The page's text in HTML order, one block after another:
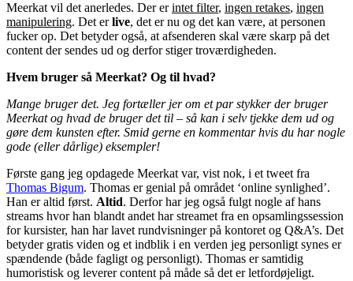
Meerkat vil det anerledes. Der erintet filter, ingen retakes, ingen
manipulering. Det erlive, det er nu og det kan være, at personen
fucker op. Det betyder også, at afsenderen skal være skarp på det
content der sendes ud og derfor stiger troværdigheden.
Hvem bruger så Meerkat? Og til hvad?
Mange bruger det. Jeg fortæller jer om et par stykker der bruger
Meerkat og hvad de bruger det til – så kan i selv tjekke dem ud og
gøre dem kunsten efter. Smid gerne en kommentar hvis du har nogle
gode (eller dårlige) eksempler!
Første gang jeg opdagede Meerkat var, vist nok, i et tweet fra
Thomas Bigum. Thomas er genial på området ‘online synlighed’.
Han er altid først. Altid. Derfor har jeg også fulgt nogle af hans
streams hvor han blandt andet har streamet fra en opsamlingssession
for kursister, han har lavet rundvisninger på kontoret og Q&A’s. Det
betyder gratis viden og et indblik i en verden jeg personligt synes er
spændende (både fagligt og personligt). Thomas er samtidig
humoristisk og leverer content på måde så det er letfordøjeligt.